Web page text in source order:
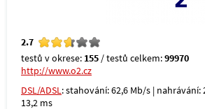
2.7
testů v okrese: 155 / testů celkem:99970
http://www.o2.cz
DSL/ADSL: stahování: 62,6 Mb/s | nahrávání:
13,2 ms